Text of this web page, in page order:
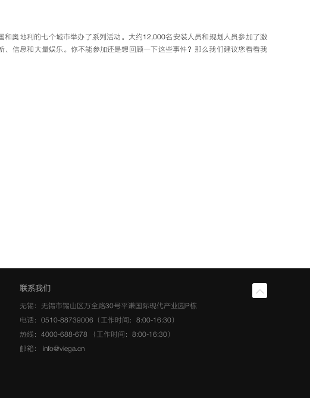
和奥地利的七个城市举办了系列活动。大约12,000名安装人员和规划人员参加了激
、信息和大量娱乐。你不能参加还是想回顾一下这些事件？那么我们建议您看看我
联系我们
无锡：无锡市锡山区万全路30号平谦国际现代产业园P栋
电话：0510-88739006（工作时间：8:00-16:30）
热线：4000-688-678 （工作时间：8:00-16:30）
邮箱： info@viega.cn